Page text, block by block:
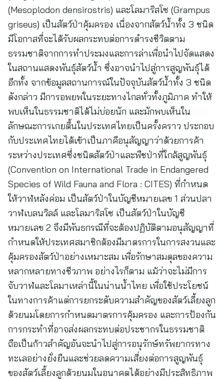
(Mesoplodon densirostris) และโลมาริสโซ (Grampus
griseus) เป็นสัตว์ป่าคุ้มครอง เนื่องจากสัตว์น้ำทั้ง 3 ชนิด
มีโอกาสที่จะได้รับผลกระทบต่อการดำรงชีวิตตาม
ธรรมชาติจากการทำประมงและการล่าเพื่อนำไปจัดแสดง
ในสถานแสดงพันธุ์สัตว์น้ำ ซึ่งอาจนำไปสู่การสูญพันธุ์ได้
อีกทั้ง จากข้อมูลสถานการณ์ในปัจจุบันสัตว์น้ำทั้ง 3 ชนิด
ดังกล่าว มีการอพยพในระยะทางไกลทั่วทั้งภูมิภาค ทำให้
พบเห็นในธรรมชาติได้ไม่บ่อยนัก และมักพบเห็นใน
ลักษณะการเกยตื้นในประเทศไทยเป็นครั้งคราว ประกอบ
กับประเทศไทยได้เข้าเป็นภาคีอนุสัญญาว่าด้วยการค้า
ระหว่างประเทศซึ่งชนิดสัตว์ป่าและพืชป่าที่ใกล้สูญพันธุ์
(Convention on International Trade in Endangered
Species of Wild Fauna and Flora : CITES) ที่กำหนด
ให้วาฬหลังค่อม เป็นสัตว์ป่าในบัญชีหมายเลข 1 ส่วนปลา
วาฬเบลนวิลล์ และโลมาริสโซ เป็นสัตว์ป่าในบัญชี
หมายเลข 2 จึงมีพันธกรณีที่จะต้องปฏิบัติตามอนุสัญญาที่
กำหนดให้ประเทศสมาชิกต้องมีมาตรการในการสงวนและ
คุ้มครองสัตว์ป่าอย่างเหมาะสม เพื่อรักษาสมดุลของความ
หลากหลายทางชีวภาพ อย่างไรก็ตาม แม้ว่าจะไม่มีการ
จับวาฬและโลมาเหล่านี้ในน่านน้ำไทย เพื่อใช้ประโยชน์
ในทางการค้าแต่การยกระดับความสำคัญของสัตว์เลี้ยงลูก
ด้วยนมโดยการกำหนดมาตรการคุ้มครอง และการป้องกัน
การกระทำที่อาจส่งผลกระทบต่อประชากรในธรรมชาติ
ถือเป็นก้าวสำคัญอันจะนำไปสู่การอนุรักษ์ทรัพยากรทาง
ทะเลอย่างยั่งยืนและช่วยลดความเสี่ยงต่อการสูญพันธุ์
ของสัตว์เลี้ยงลูกด้วยนมในอนาคตได้อย่างมีประสิทธิภาพ